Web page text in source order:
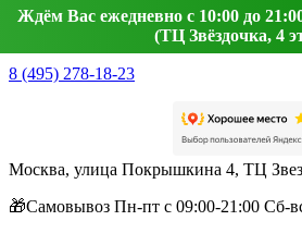
Ждём Вас ежедневно с 10:00 до
(ТЦ Звёздочка, 4
8 (495) 278-18-23
Москва, улица Покрышкина 4, ТЦ
🎁Самовывоз Пн-пт с 09:00-21:00 Сб-